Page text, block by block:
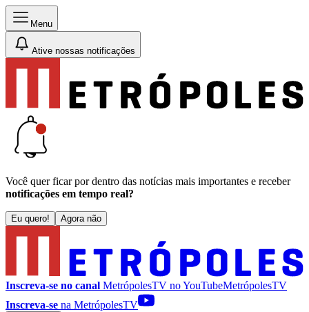
Menu
Ative nossas notificações
Você quer ficar por dentro das notícias mais importantes e receber
notificações em tempo real?
Eu quero! Agora não
Inscreva-se no canal MetrópolesTV noYouTubeMetrópolesTV
Inscreva-se na MetrópolesTV